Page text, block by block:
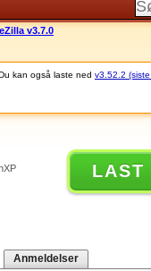
v3.7.0
kan også laste ned v3.52.2
LAST
Anmeldelser